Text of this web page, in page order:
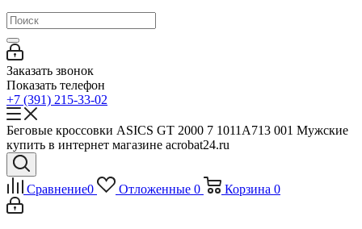
Заказать звонок
Показать телефон
+7 (391) 215-33-02
Беговые кроссовки ASICS GT 2000 7 1011A713 001 Мужские
купить в интернет магазине acrobat24.ru
Сравнение0 Отложенные 0 Корзина 0